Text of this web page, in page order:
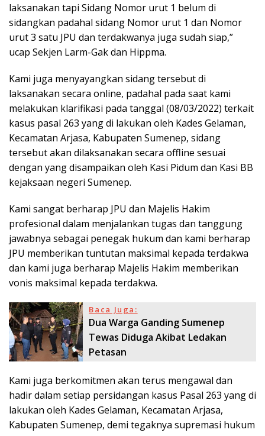
laksanakan tapi Sidang Nomor urut 1 belum di
sidangkan padahal sidang Nomor urut 1 dan Nomor
urut 3 satu JPU dan terdakwanya juga sudah siap,”
ucap Sekjen Larm-Gak dan Hippma.
Kami juga menyayangkan sidang tersebut di
laksanakan secara online, padahal pada saat kami
melakukan klarifikasi pada tanggal (08/03/2022) terkait
kasus pasal 263 yang di lakukan oleh Kades Gelaman,
Kecamatan Arjasa, Kabupaten Sumenep, sidang
tersebut akan dilaksanakan secara offline sesuai
dengan yang disampaikan oleh Kasi Pidum dan Kasi BB
kejaksaan negeri Sumenep.
Kami sangat berharap JPU dan Majelis Hakim
profesional dalam menjalankan tugas dan tanggung
jawabnya sebagai penegak hukum dan kami berharap
JPU memberikan tuntutan maksimal kepada terdakwa
dan kami juga berharap Majelis Hakim memberikan
vonis maksimal kepada terdakwa.
Baca Juga:
Dua Warga Ganding Sumenep
Tewas Diduga Akibat Ledakan
Petasan
Kami juga berkomitmen akan terus mengawal dan
hadir dalam setiap persidangan kasus Pasal 263 yang di
lakukan oleh Kades Gelaman, Kecamatan Arjasa,
Kabupaten Sumenep, demi tegaknya supremasi hukum